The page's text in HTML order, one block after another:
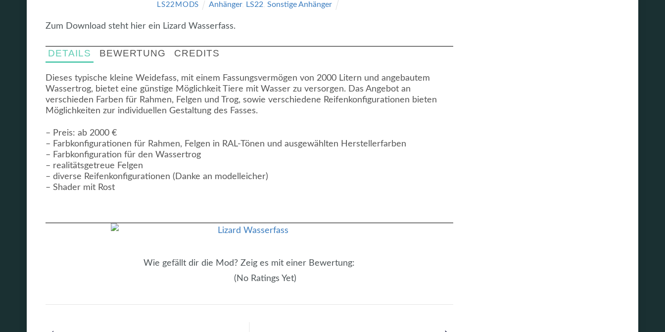
LS22MODS Anhänger, LS22 ,Sonstige Anhänger
Zum Download steht hier ein Lizard Wasserfass.
DETAILS BEWERTUNG CREDITS
Dieses typische kleine Weidefass, mit einem Fassungsvermögen von 2000 Litern und angebautem
Wassertrog, bietet eine günstige Möglichkeit Tiere mit Wasser zu versorgen. Das Angebot an
verschieden Farben für Rahmen, Felgen und Trog, sowie verschiedene Reifenkonfigurationen bieten
Möglichkeiten zur individuellen Gestaltung des Fasses.
– Preis: ab 2000 €
– Farbkonfigurationen für Rahmen, Felgen in RAL-Tönen und ausgewählten Herstellerfarben
– Farbkonfiguration für den Wassertrog
– realitätsgetreue Felgen
– diverse Reifenkonfigurationen (Danke an modelleicher)
– Shader mit Rost
Wie gefällt dir die Mod? Zeig es mit einer Bewertung:
(No Ratings Yet)